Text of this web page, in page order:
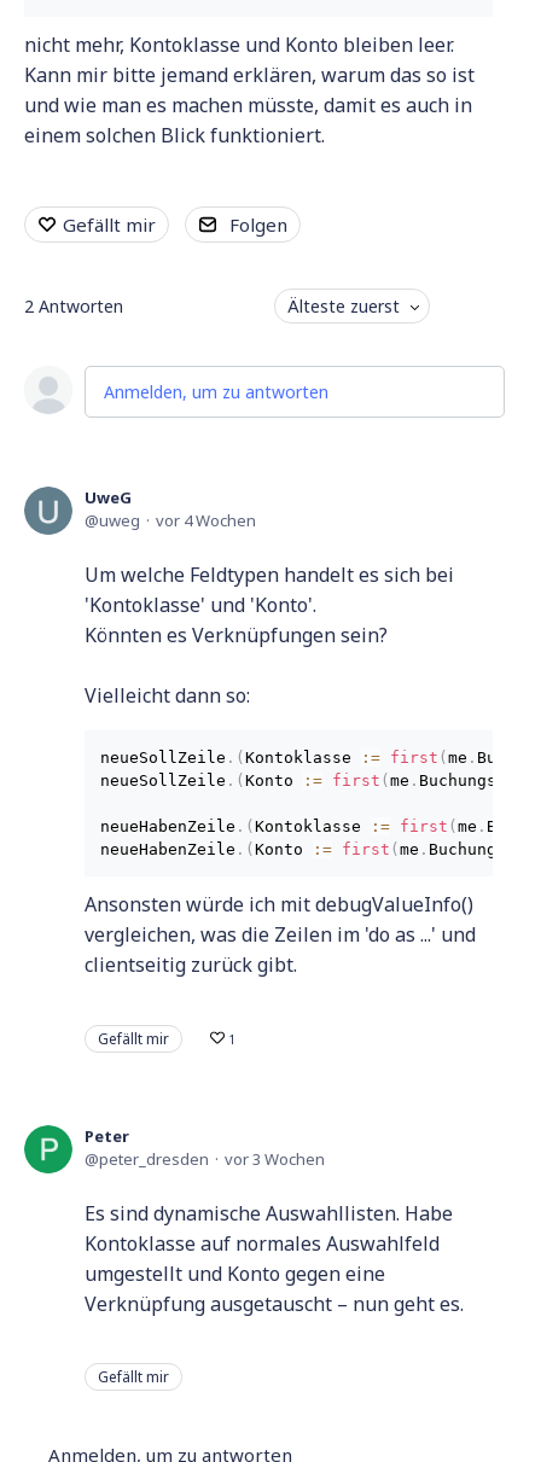
nicht mehr, Kontoklasse und Konto bleiben leer.
Kann mir bitte jemand erklären, warum das so ist
und wie man es machen müsste, damit es auch in
einem solchen Blick funktioniert.
Gefällt mir Folgen
2 Antworten Älteste zuerst
Anmelden, um zu antworten
UweG
uweg
vor 4 Wochen
Um welche Feldtypen handelt es sich bei
'Kontoklasse' und 'Konto'.
Könnten es Verknüpfungen sein?
Vielleicht dann so:
neueSollZeile . ( Kontoklasse : = first ( me .
neueSollZeile . ( Konto : = first ( me .
neueHabenZeile . ( Kontoklasse : = first ( me .
neueHabenZeile . ( Konto : = first ( me .
Ansonsten würde ich mit debugValueInfo()
vergleichen, was die Zeilen im 'do as ...' und
clientseitig zurück gibt.
Gefällt mir 1
Peter
peter_dresden
vor 3 Wochen
Es sind dynamische Auswahllisten. Habe
Kontoklasse auf normales Auswahlfeld
umgestellt und Konto gegen eine
Verknüpfung ausgetauscht – nun geht es.
Gefällt mir
Anmelden, um zu antworten